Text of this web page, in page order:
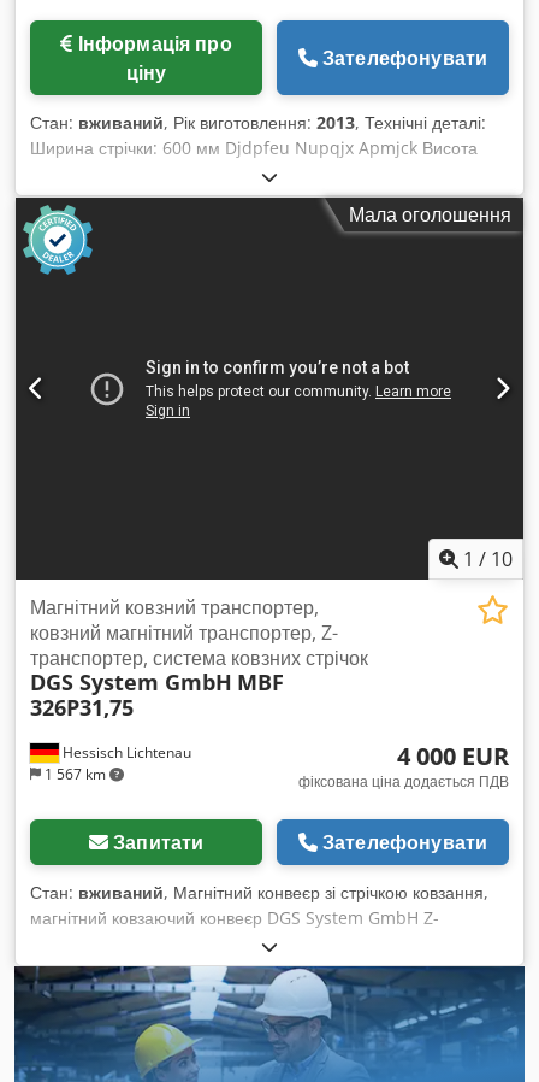
ціну
Зателефонувати
Стан: вживаний, Рік виготовлення: 2013, Технічні деталі:
Ширина стрічки: 600 мм Djdpfeu Nupqjx Apmjck Висота
подачі: C= 1800 мм Напруга: 460 / 60 В / Гц Загальна
потужність: 3,5 кВт Вага машини приблизно: 2300 кг Розміри
машини (ДхШхВ): прибл. 8,45 x 1,35 x 3,0 м Шарнірний
стрічковий конвеєр З баком для охолоджуючої рідини
включно з насосом, продуктивність подачі 250 л/хв,
кожухом із гумовим покриттям, довжина 3000 x ширина
1100 мм) Загальна довжина лотка – 5000 мм Конвеєр для
стружки оснащено 4-ма обертальними колесами під
Мала оголошення
1 / 10
Hessisch Lichtenau
1 567 km
Магнітний ковзний транспортер,
ковзний магнітний транспортер, Z-
транспортер, система ковзних стрічок
DGS System GmbH MBF
326P31,75
4 000 EUR
фіксована ціна додається ПДВ
Запитати Зателефонувати
Стан: вживаний, Магнітний конвеєр зі стрічкою ковзання,
магнітний ковзаючий конвеєр DGS System GmbH Z-
подібний конвеєр, система ковзаючої стрічки,
транспортерна стрічка, магнітний стрічковий транспортер
Тип №: MBF 326P31,75 Виробничий №: 44489-10 Рік
випуску: 2017 Ширина жолоба – 300 мм Відстань між
постійними магнітами – 250 мм Довжина вставки – близько
3400 мм (до монтажного корпусу) Довжина вставки –